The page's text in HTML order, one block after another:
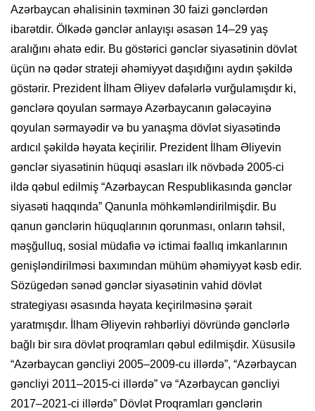
Azərbaycan əhalisinin təxminən 30 faizi gənclərdən
ibarətdir. Ölkədə gənclər anlayışı əsasən 14–29 yaş
aralığını əhatə edir. Bu göstərici gənclər siyasətinin dövlət
üçün nə qədər strateji əhəmiyyət daşıdığını aydın şəkildə
göstərir. Prezident İlham Əliyev dəfələrlə vurğulamışdır ki,
gənclərə qoyulan sərmayə Azərbaycanın gələcəyinə
qoyulan sərmayədir və bu yanaşma dövlət siyasətində
ardıcıl şəkildə həyata keçirilir. Prezident İlham Əliyevin
gənclər siyasətinin hüquqi əsasları ilk növbədə 2005-ci
ildə qəbul edilmiş “Azərbaycan Respublikasında gənclər
siyasəti haqqında” Qanunla möhkəmləndirilmişdir. Bu
qanun gənclərin hüquqlarının qorunması, onların təhsil,
məşğulluq, sosial müdafiə və ictimai fəallıq imkanlarının
genişləndirilməsi baxımından mühüm əhəmiyyət kəsb edir.
Sözügedən sənəd gənclər siyasətinin vahid dövlət
strategiyası əsasında həyata keçirilməsinə şərait
yaratmışdır. İlham Əliyevin rəhbərliyi dövründə gənclərlə
bağlı bir sıra dövlət proqramları qəbul edilmişdir. Xüsusilə
“Azərbaycan gəncliyi 2005–2009-cu illərdə”, “Azərbaycan
gəncliyi 2011–2015-ci illərdə” və “Azərbaycan gəncliyi
2017–2021-ci illərdə” Dövlət Proqramları gənclərin